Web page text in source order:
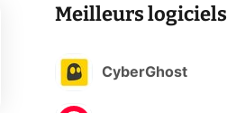
Meilleurs logiciels
CyberGhost